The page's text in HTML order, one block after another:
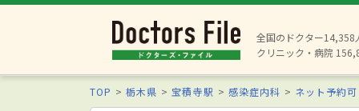
全国のドクター14,358
クリニック・病院
TOP 栃木県 宝積寺駅 感染症内科 ネット予約可